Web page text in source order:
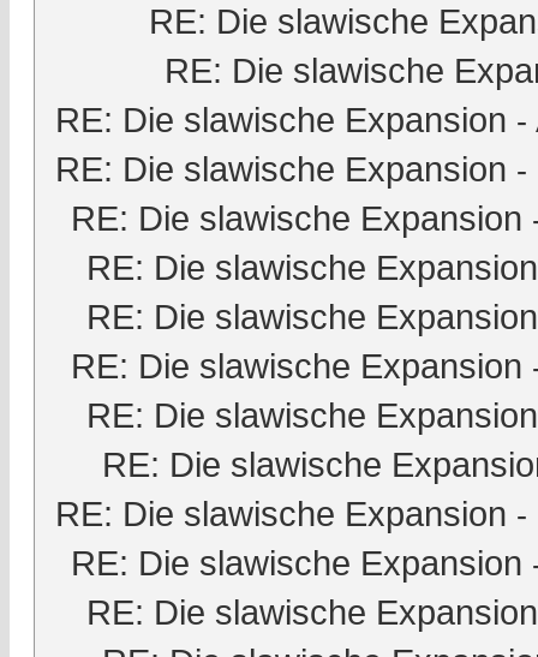
RE: Die slawische
RE: Die slawische
RE: Die slawische Expansion -
RE: Die slawische Expansion -
RE: Die slawische Expansion
RE: Die slawische Expansion
RE: Die slawische Expansion
RE: Die slawische Expansion
RE: Die slawische Expansion
RE: Die slawische
RE: Die slawische Expansion -
RE: Die slawische Expansion
RE: Die slawische Expansion